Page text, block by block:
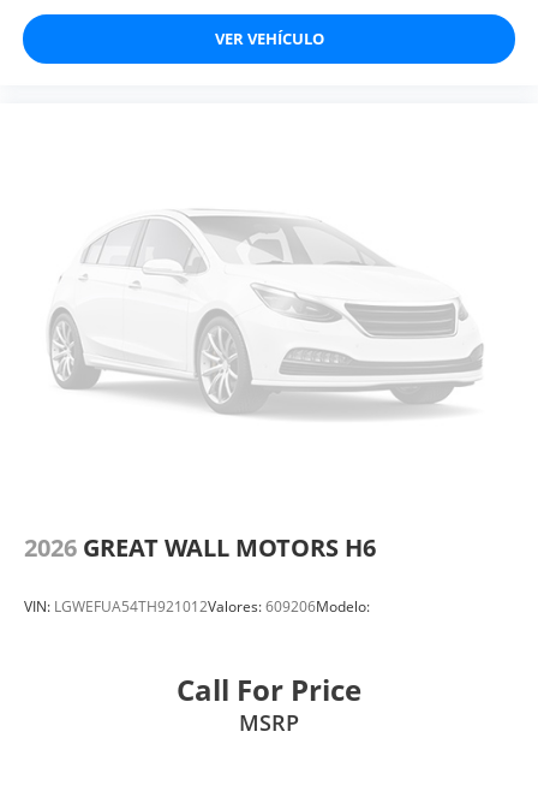
VER VEHÍCULO
2026 GREAT WALL MOTORS H6
VIN: LGWEFUA54TH921012Valores:609206Modelo:
Call For Price
MSRP